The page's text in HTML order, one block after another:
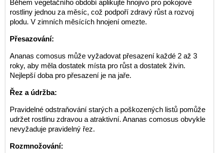
Během vegetačního období aplikujte hnojivo pro pokojové
rostliny jednou za měsíc, což podpoří zdravý růst a rozvoj
plodu. V zimních měsících hnojení omezte.
Přesazování:
Ananas comosus může vyžadovat přesazení každé 2 až 3
roky, aby měla dostatek místa pro růst a dostatek živin.
Nejlepší doba pro přesazení je na jaře.
Řez a údržba:
Pravidelné odstraňování starých a poškozených listů pomůže
udržet rostlinu zdravou a atraktivní. Ananas comosus obvykle
nevyžaduje pravidelný řez.
Rozmnožování: